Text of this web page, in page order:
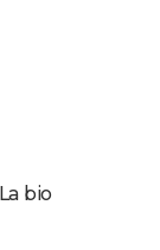
bio